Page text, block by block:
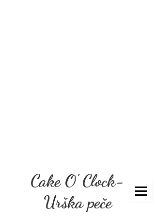
Cake O' Clock-
Urška peče